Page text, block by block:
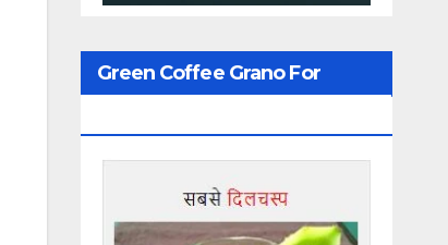
Green Coffee Grano For